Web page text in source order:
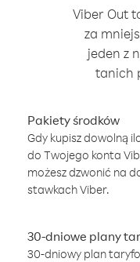
Viber Out
za
jeden z
tanich
Pakiety środków
Gdy kupisz dowolną
do Twojego konta
możesz dzwonić na
stawkach Viber.
30-dniowe plany
30-dniowy plan